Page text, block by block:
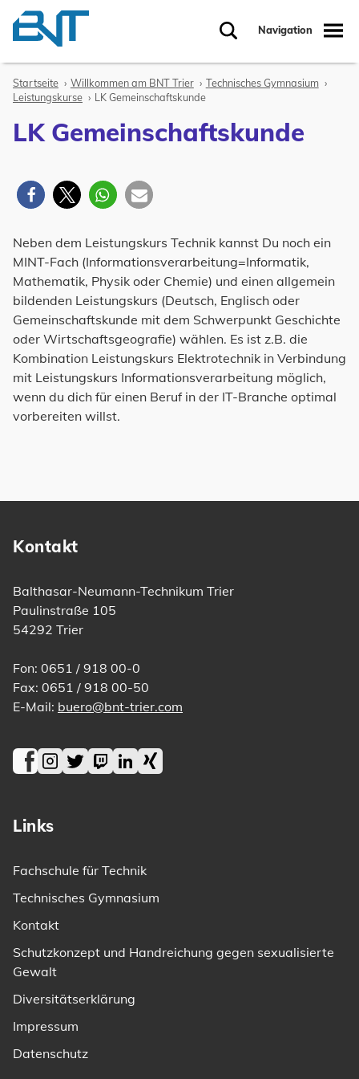
Zum Inhalt springen Navigation
Startseite Willkommen am BNT Trier
Technisches Gymnasium
Leistungskurse
LK Gemeinschaftskunde
LK Gemeinschaftskunde
Neben dem Leistungskurs Technik kannst Du noch ein
MINT-Fach (Informationsverarbeitung=Informatik,
Mathematik, Physik oder Chemie) und einen allgemein
bildenden Leistungskurs (Deutsch, Englisch oder
Gemeinschaftskunde mit dem Schwerpunkt Geschichte
oder Wirtschaftsgeografie) wählen. Es ist z.B. die
Kombination Leistungskurs Elektrotechnik in Verbindung
mit Leistungskurs Informationsverarbeitung möglich,
wenn du dich für einen Beruf in der IT-Branche optimal
vorbereiten willst.
Kontakt
Balthasar-Neumann-Technikum Trier
Paulinstraße 105
54292 Trier
Fon: 0651 / 918 00-0
Fax: 0651 / 918 00-50
E-Mail: buero@bnt-trier.com
Facebook
Instagram
TwitterTwitchLinkedIn
Links
Fachschule für Technik
Technisches Gymnasium
Kontakt
Schutzkonzept und Handreichung gegen sexualisierte
Gewalt
Diversitätserklärung
Impressum
Datenschutz